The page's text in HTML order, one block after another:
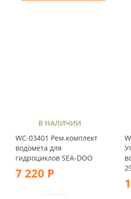
В НАЛИЧИИ
WC-03401 Рем.комплект
водомета для
гидроциклов SEA-DOO
7 220 Р